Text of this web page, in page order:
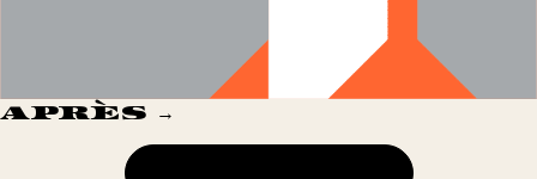
APRÈS →